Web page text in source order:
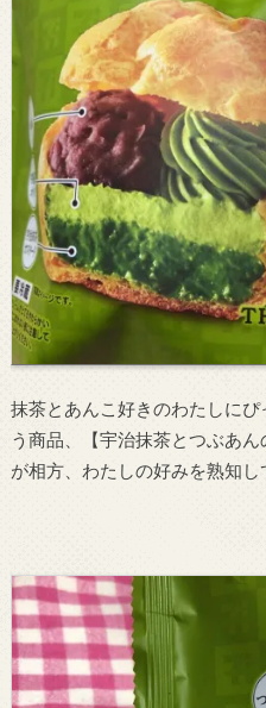
抹茶とあんこ好きのわたしに
う商品、【宇治抹茶とつぶあ
が相方、わたしの好みを熟知し